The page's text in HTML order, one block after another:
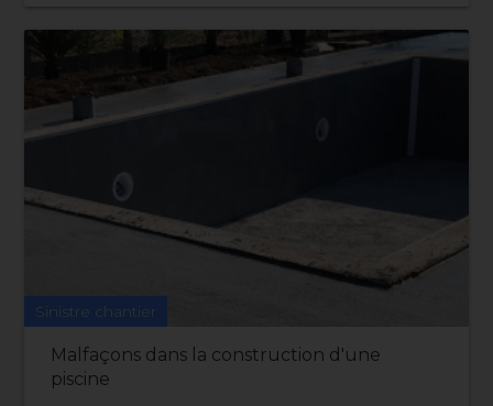
Sinistre chantier
Malfaçons dans la construction d'une
piscine